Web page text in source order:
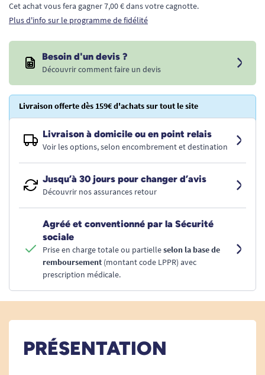
Cet achat vous fera gagner 7,00 € dans votre cagnotte.
Plus d'info sur le programme de fidélité
Besoin d'un devis ?
Découvrir comment faire un devis
Livraison offerte dès 159€ d'achats sur tout le site
Livraison à domicile ou en point relais
Voir les options, selon encombrement et destination
Jusqu’à 30 jours pour changer d’avis
Découvrir nos assurances retour
Agréé et conventionné par la Sécurité
sociale
Prise en charge totale ou partielleselon la base de
remboursement (montant code LPPR) avec
prescription médicale.
PRÉSENTATION